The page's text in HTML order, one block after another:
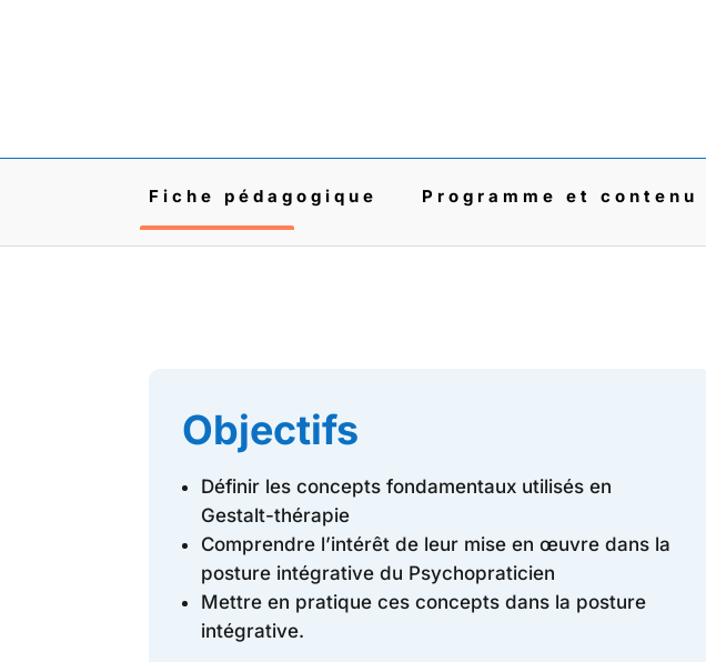
Fiche pédagogique Programme et contenu
Objectifs
Définir les concepts fondamentaux utilisés en
Gestalt-thérapie
Comprendre l’intérêt de leur mise en œuvre dans la
posture intégrative du Psychopraticien
Mettre en pratique ces concepts dans la posture
intégrative.